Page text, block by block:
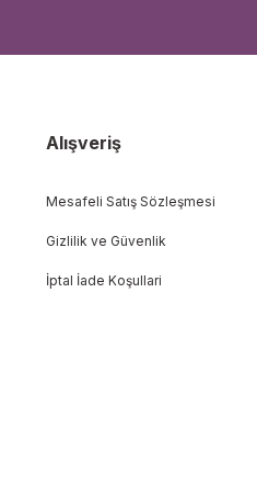
Alışveriş
Mesafeli Satış Sözleşmesi
Gizlilik ve Güvenlik
İptal İade Koşullari